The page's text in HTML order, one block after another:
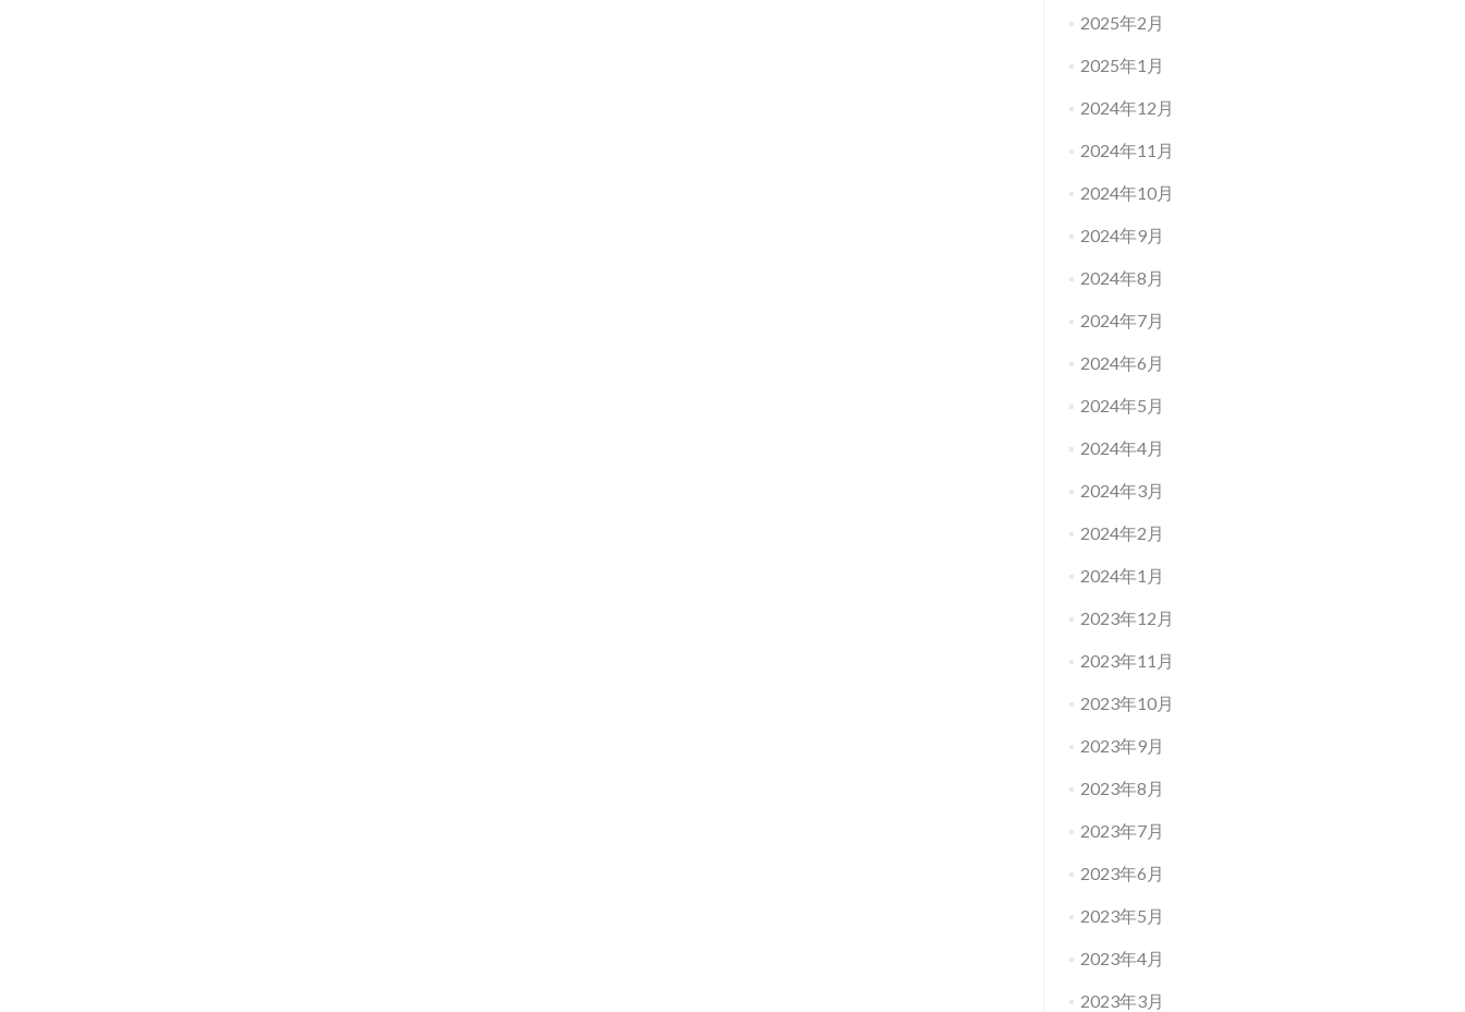
2025年2月
2025年1月
2024年12月
2024年11月
2024年10月
2024年9月
2024年8月
2024年7月
2024年6月
2024年5月
2024年4月
2024年3月
2024年2月
2024年1月
2023年12月
2023年11月
2023年10月
2023年9月
2023年8月
2023年7月
2023年6月
2023年5月
2023年4月
2023年3月